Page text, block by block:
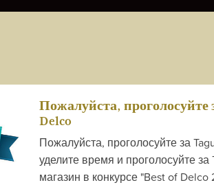
Пожалуйста, проголосуйте
Delco
Пожалуйста, проголосуйте за
уделите время и проголосуйте
магазин в конкурсе "Best of Delco